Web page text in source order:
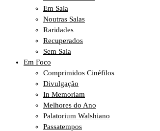
Em Sala
Noutras Salas
Raridades
Recuperados
Sem Sala
Em Foco
Comprimidos Cinéfilos
Divulgação
In Memoriam
Melhores do Ano
Palatorium Walshiano
Passatempos